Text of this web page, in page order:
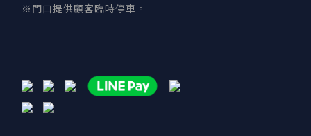
※門口提供顧客臨時停車。